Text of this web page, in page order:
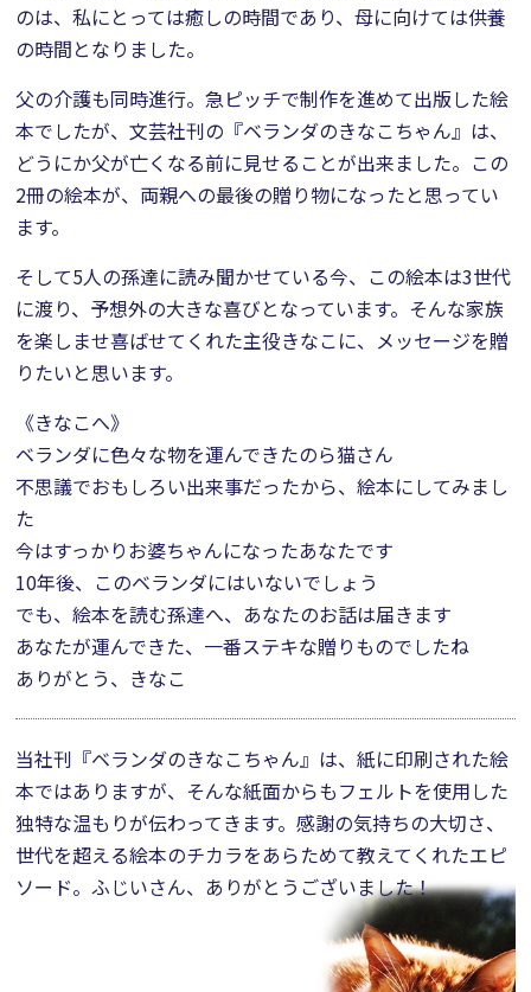
のは、私にとっては癒しの時間であり、母に向けては供養
の時間となりました。
父の介護も同時進行。急ピッチで制作を進めて出版した絵
本でしたが、文芸社刊の『ベランダのきなこちゃん』は、
どうにか父が亡くなる前に見せることが出来ました。この
2冊の絵本が、両親への最後の贈り物になったと思ってい
ます。
そして5人の孫達に読み聞かせている今、この絵本は3世代
に渡り、予想外の大きな喜びとなっています。そんな家族
を楽しませ喜ばせてくれた主役きなこに、メッセージを贈
りたいと思います。
《きなこへ》
ベランダに色々な物を運んできたのら猫さん
不思議でおもしろい出来事だったから、絵本にしてみまし
た
今はすっかりお婆ちゃんになったあなたです
10年後、このベランダにはいないでしょう
でも、絵本を読む孫達へ、あなたのお話は届きます
あなたが運んできた、一番ステキな贈りものでしたね
ありがとう、きなこ
当社刊『ベランダのきなこちゃん』は、紙に印刷された絵
本ではありますが、そんな紙面からもフェルトを使用した
独特な温もりが伝わってきます。感謝の気持ちの大切さ、
世代を超える絵本のチカラをあらためて教えてくれたエピ
ソード。ふじいさん、ありがとうございました！